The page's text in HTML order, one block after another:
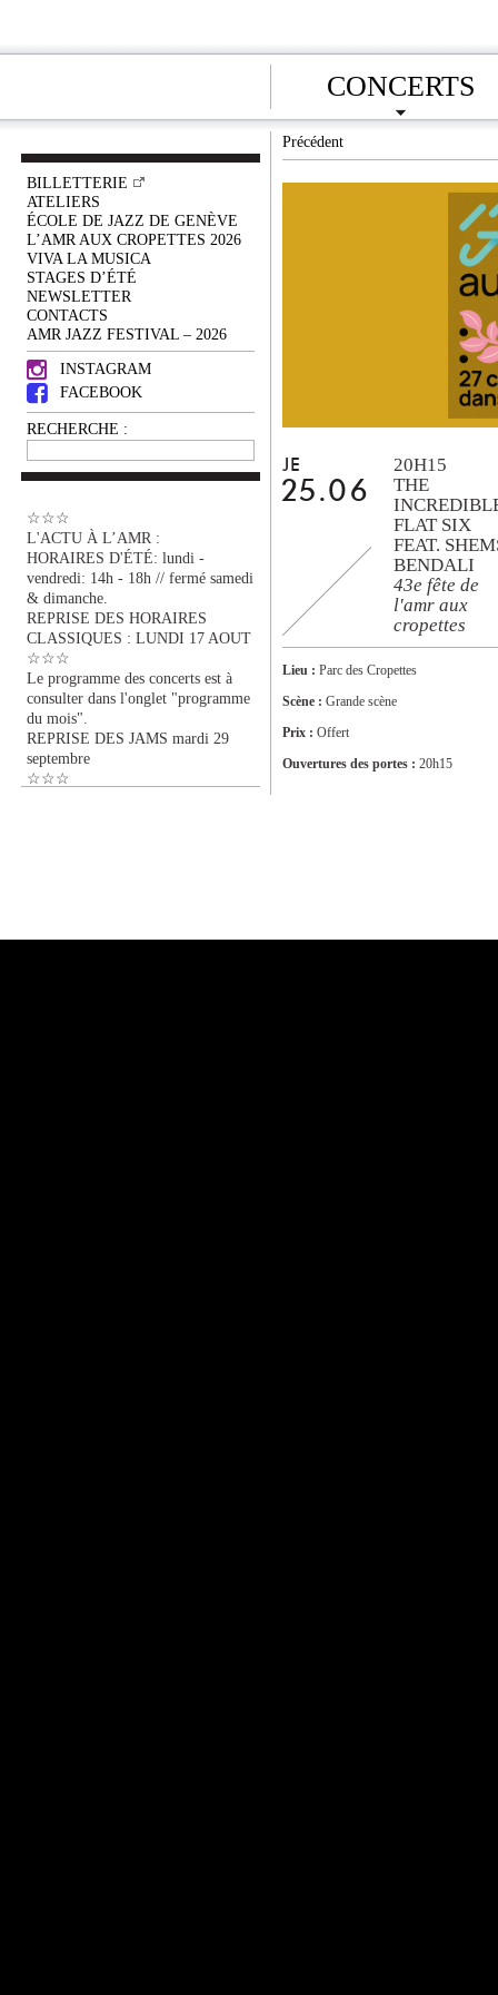
CONCERTS
BILLETTERIE
ATELIERS
ÉCOLE DE JAZZ DE GENÈVE
L’AMR AUX CROPETTES 2026
VIVA LA MUSICA
STAGES D’ÉTÉ
NEWSLETTER
CONTACTS
AMR JAZZ FESTIVAL – 2026
INSTAGRAM
FACEBOOK
RECHERCHE :
☆☆☆
L'ACTU À L’AMR :
HORAIRES D'ÉTÉ: lundi -
vendredi: 14h - 18h // fermé samedi
& dimanche.
REPRISE DES HORAIRES
CLASSIQUES : LUNDI 17 AOUT
☆☆☆
Le programme des concerts est à
consulter dans l'onglet "programme
du mois".
REPRISE DES JAMS mardi 29
septembre
☆☆☆
Précédent
JE
25.06
20H15
THE
FLAT SIX
FEAT.
BENDALI
43e fête de
l'amr aux
cropettes
Lieu : Parc des Cropettes
Scène : Grande scène
Prix : Offert
Ouvertures des portes : 20h15